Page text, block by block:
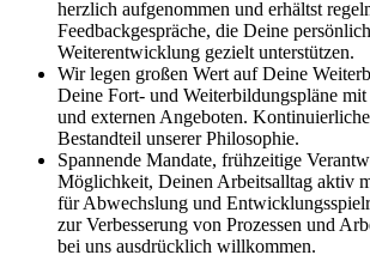
herzlich aufgenommen und erhältst
Feedbackgespräche, die Deine
Weiterentwicklung gezielt unterstützen.
Wir legen großen Wert auf Deine
Deine Fort- und Weiterbildungspläne
und externen Angeboten.
Bestandteil unserer Philosophie.
Spannende Mandate, frühzeitige
Möglichkeit, Deinen Arbeitsalltag aktiv
für Abwechslung und
zur Verbesserung von Prozessen und
bei uns ausdrücklich willkommen.